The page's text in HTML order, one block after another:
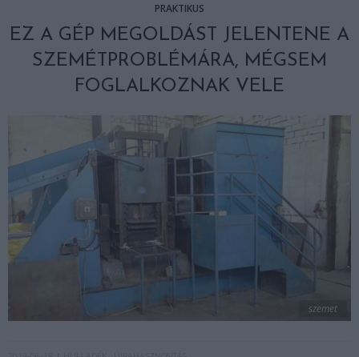
PRAKTIKUS
EZ A GÉP MEGOLDÁST JELENTENE A
SZEMÉTPROBLÉMÁRA, MÉGSEM
FOGLALKOZNAK VELE
szemet